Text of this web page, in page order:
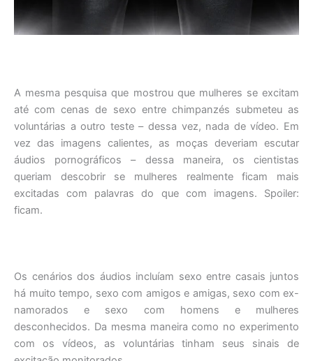
A mesma pesquisa que mostrou que mulheres se excitam
até com cenas de sexo entre chimpanzés submeteu as
voluntárias a outro teste – dessa vez, nada de vídeo. Em
vez das imagens calientes, as moças deveriam escutar
áudios pornográficos – dessa maneira, os cientistas
queriam descobrir se mulheres realmente ficam mais
excitadas com palavras do que com imagens. Spoiler:
ficam.
Os cenários dos áudios incluíam sexo entre casais juntos
há muito tempo, sexo com amigos e amigas, sexo com ex-
namorados e sexo com homens e mulheres
desconhecidos. Da mesma maneira como no experimento
com os vídeos, as voluntárias tinham seus sinais de